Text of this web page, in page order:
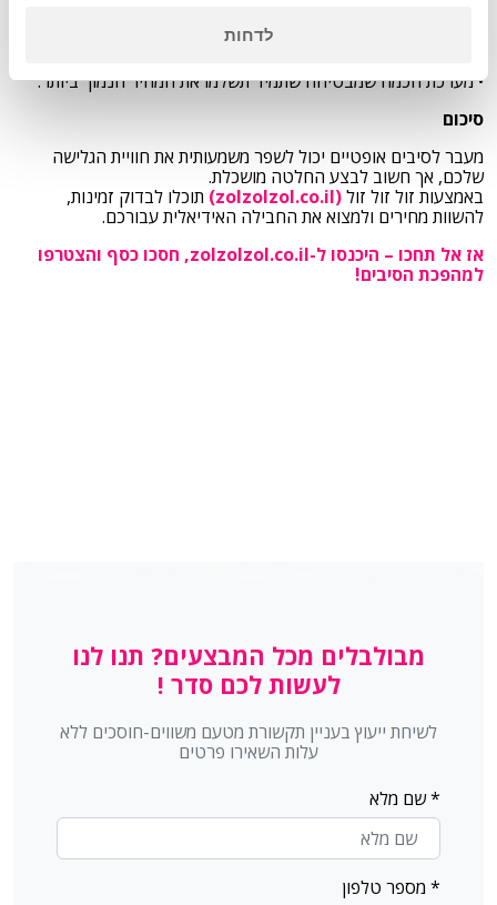
לדחות
• חבילות אינטרנט במחירים זולים במיוחד.
• מערכת חכמה שמבטיחה שתמיד תשלמו את המחיר הנמוך ביותר.
סיכום
מעבר לסיבים אופטיים יכול לשפר משמעותית את חוויית הגלישה
שלכם, אך חשוב לבצע החלטה מושכלת.
באמצעות זול זול זול(zolzolzol.co.il)
תוכלו לבדוק זמינות,
להשוות מחירים ולמצוא את החבילה האידיאלית עבורכם.
אז אל תחכו – היכנסו ל-zolzolzol.co.il, חסכו כסף והצטרפו
למהפכת הסיבים!
מבולבלים מכל המבצעים? תנו לנו
לעשות לכם סדר !
לשיחת ייעוץ בעניין תקשורת מטעם משווים-חוסכים ללא
עלות השאירו פרטים
* שם מלא
* מספר טלפון
תוכן
מרווח טקסט
גובה שורה